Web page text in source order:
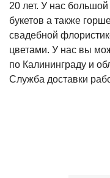
20 лет. У нас
букетов а также
свадебной
цветами. У нас вы
по Калининграду и
Служба доставки